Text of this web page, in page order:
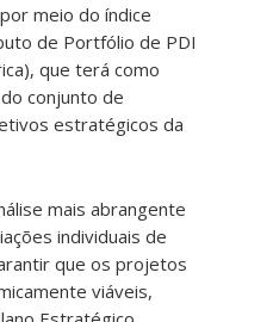
meio do índice
de Portfólio de PDI
que terá como
conjunto de
estratégicos da
mais abrangente
individuais de
que os projetos
viáveis,